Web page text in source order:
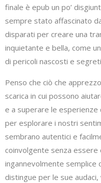
finale è epub un po’
sempre stato affascinato
disparati per creare una
inquietante e bella, come
di pericoli nascosti e
Penso che ciò che
scarica in cui possono
e a superare le esperienze
per esplorare i nostri
sembrano autentici e
coinvolgente senza essere
ingannevolmente semplice
distingue per le sue